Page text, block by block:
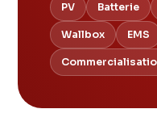
PV Batterie
Wallbox EMS